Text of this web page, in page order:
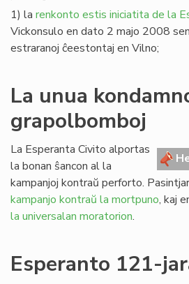
1) la renkonto estis iniciatita de la
Vickonsulo en dato 2 majo 2008
estraranoj ĉeestontaj en Vilno;
La unua
grapolbomboj
La Esperanta Civito alportas
la bonan ŝancon al la
kampanjoj kontraŭ perforto.
kampanjo kontraŭ la mortpuno, kaj
la universalan moratorion.
Esperanto 121-